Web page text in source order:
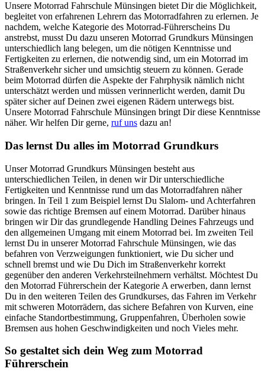
Unsere Motorrad Fahrschule Münsingen bietet Dir die Möglichkeit,
begleitet von erfahrenen Lehrern das Motorradfahren zu erlernen. Je
nachdem, welche Kategorie des Motorrad-Führerscheins Du
anstrebst, musst Du dazu unseren Motorrad Grundkurs Münsingen
unterschiedlich lang belegen, um die nötigen Kenntnisse und
Fertigkeiten zu erlernen, die notwendig sind, um ein Motorrad im
Straßenverkehr sicher und umsichtig steuern zu können. Gerade
beim Motorrad dürfen die Aspekte der Fahrphysik nämlich nicht
unterschätzt werden und müssen verinnerlicht werden, damit Du
später sicher auf Deinen zwei eigenen Rädern unterwegs bist.
Unsere Motorrad Fahrschule Münsingen bringt Dir diese Kenntnisse
näher. Wir helfen Dir gerne, ruf uns dazu an!
Das lernst Du alles im Motorrad Grundkurs
Unser Motorrad Grundkurs Münsingen besteht aus
unterschiedlichen Teilen, in denen wir Dir unterschiedliche
Fertigkeiten und Kenntnisse rund um das Motorradfahren näher
bringen. In Teil 1 zum Beispiel lernst Du Slalom- und Achterfahren
sowie das richtige Bremsen auf einem Motorrad. Darüber hinaus
bringen wir Dir das grundlegende Handling Deines Fahrzeugs und
den allgemeinen Umgang mit einem Motorrad bei. Im zweiten Teil
lernst Du in unserer Motorrad Fahrschule Münsingen, wie das
befahren von Verzweigungen funktioniert, wie Du sicher und
schnell bremst und wie Du Dich im Straßenverkehr korrekt
gegenüber den anderen Verkehrsteilnehmern verhältst. Möchtest Du
den Motorrad Führerschein der Kategorie A erwerben, dann lernst
Du in den weiteren Teilen des Grundkurses, das Fahren im Verkehr
mit schweren Motorrädern, das sichere Befahren von Kurven, eine
einfache Standortbestimmung, Gruppenfahren, Überholen sowie
Bremsen aus hohen Geschwindigkeiten und noch Vieles mehr.
So gestaltet sich dein Weg zum Motorrad
Führerschein